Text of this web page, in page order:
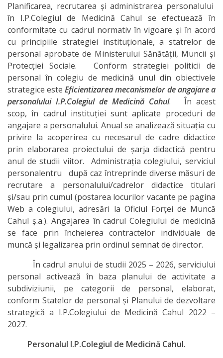
Planificarea, recrutarea și administrarea personalului
în I.P.Colegiul de Medicină Cahul se efectuează în
conformitate cu cadrul normativ în vigoare și în acord
cu principiile strategiei instituționale, a statrelor de
personal aprobate de Ministerului Sănătății, Muncii și
Protecției Sociale. Conform strategiei politicii de
personal în colegiu de medicină unul din obiectivele
strategice este Eficientizarea mecanismelor de angajare a
personalului I.P.Colegiul de Medicină Cahul. În acest
scop, în cadrul instituției sunt aplicate proceduri de
angajare a personalului. Anual se analizează situația cu
privire la acoperirea cu necesarul de cadre didactice
prin elaborarea proiectului de șarja didactică pentru
anul de studii viitor. Administrația colegiului, serviciul
personalentru după caz întreprinde diverse măsuri de
recrutare a personalului/cadrelor didactice titulari
și/sau prin cumul (postarea locurilor vacante pe pagina
Web a colegiului, adresări la Oficiul Forței de Muncă
Cahul ș.a.). Angajarea în cadrul Colegiului de medicină
se face prin încheierea contractelor individuale de
muncă și legalizarea prin ordinul semnat de director.
În cadrul anului de studii 2025 – 2026, serviciului
personal activează în baza planului de activitate a
subdiviziunii, pe categorii de personal, elaborat,
conform Statelor de personal și Planului de dezvoltare
strategică a I.P.Colegiului de Medicină Cahul 2022 –
2027.
Personalul I.P.Colegiul de Medicină Cahul.